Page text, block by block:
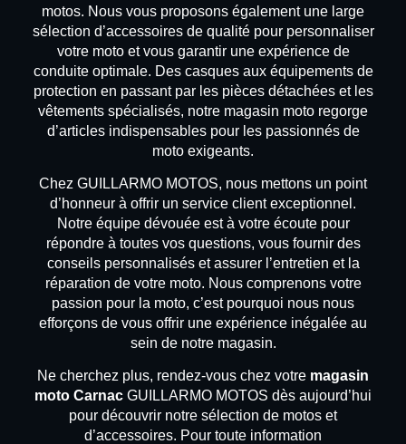
motos. Nous vous proposons également une large
sélection d’accessoires de qualité pour personnaliser
votre moto et vous garantir une expérience de
conduite optimale. Des casques aux équipements de
protection en passant par les pièces détachées et les
vêtements spécialisés, notre magasin moto regorge
d’articles indispensables pour les passionnés de
moto exigeants.
Chez GUILLARMO MOTOS, nous mettons un point
d’honneur à offrir un service client exceptionnel.
Notre équipe dévouée est à votre écoute pour
répondre à toutes vos questions, vous fournir des
conseils personnalisés et assurer l’entretien et la
réparation de votre moto. Nous comprenons votre
passion pour la moto, c’est pourquoi nous nous
efforçons de vous offrir une expérience inégalée au
sein de notre magasin.
Ne cherchez plus, rendez-vous chez votre magasin
moto Carnac GUILLARMO MOTOS dès aujourd’hui
pour découvrir notre sélection de motos et
d’accessoires. Pour toute information